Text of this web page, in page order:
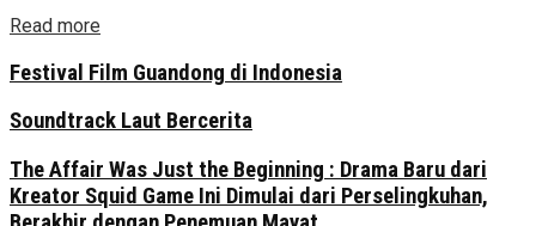
Read more
Festival Film Guandong di Indonesia
Soundtrack Laut Bercerita
The Affair Was Just the Beginning : Drama Baru dari
Kreator Squid Game Ini Dimulai dari Perselingkuhan,